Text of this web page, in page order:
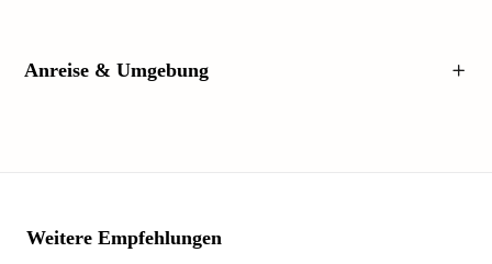
Anreise & Umgebung
Weitere Empfehlungen